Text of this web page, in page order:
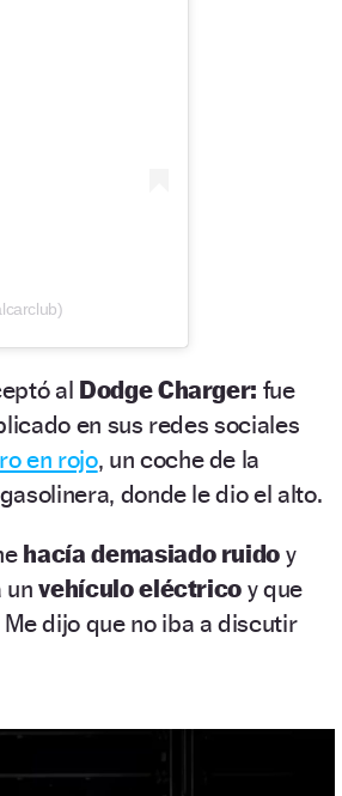
al Dodge Charger: fue
en sus redes sociales
en rojo, un coche de la
donde le dio el alto.
hacía demasiado ruido y
unvehículo eléctrico y que
Me dijo que no iba a discutir